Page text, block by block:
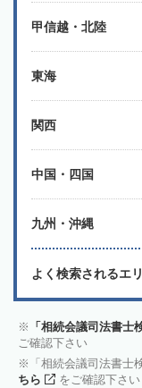
甲信越・北陸
東海
関西
中国・四国
九州・沖縄
よく検索されるエ
「相続会議司法書
ご確認下さい
「相続会議司法書
ちら
をご確認下さい